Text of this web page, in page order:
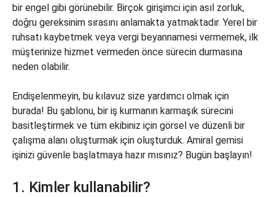
bir engel gibi görünebilir. Birçok girişimci için asıl zorluk,
doğru gereksinim sırasını anlamakta yatmaktadır. Yerel bir
ruhsatı kaybetmek veya vergi beyannamesi vermemek, ilk
müşterinize hizmet vermeden önce sürecin durmasına
neden olabilir.
Endişelenmeyin, bu kılavuz size yardımcı olmak için
burada! Bu şablonu, bir iş kurmanın karmaşık sürecini
basitleştirmek ve tüm ekibiniz için görsel ve düzenli bir
çalışma alanı oluşturmak için oluşturduk. Amiral gemisi
işinizi güvenle başlatmaya hazır mısınız? Bugün başlayın!
1. Kimler kullanabilir?